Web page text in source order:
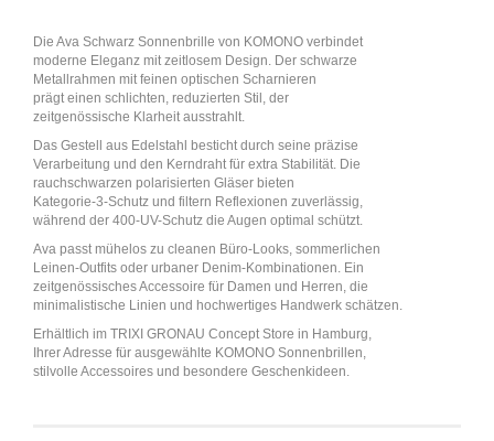
Die Ava Schwarz Sonnenbrille von KOMONO verbindet
moderne Eleganz mit zeitlosem Design. Der schwarze
Metallrahmen mit feinen optischen Scharnieren
prägt einen schlichten, reduzierten Stil, der
zeitgenössische Klarheit ausstrahlt.
Das Gestell aus Edelstahl besticht durch seine präzise
Verarbeitung und den Kerndraht für extra Stabilität. Die
rauchschwarzen polarisierten Gläser bieten
Kategorie-3-Schutz und filtern Reflexionen zuverlässig,
während der 400-UV-Schutz die Augen optimal schützt.
Ava passt mühelos zu cleanen Büro-Looks, sommerlichen
Leinen-Outfits oder urbaner Denim-Kombinationen. Ein
zeitgenössisches Accessoire für Damen und Herren, die
minimalistische Linien und hochwertiges Handwerk schätzen.
Erhältlich im TRIXI GRONAU Concept Store in Hamburg,
Ihrer Adresse für ausgewählte KOMONO Sonnenbrillen,
stilvolle Accessoires und besondere Geschenkideen.